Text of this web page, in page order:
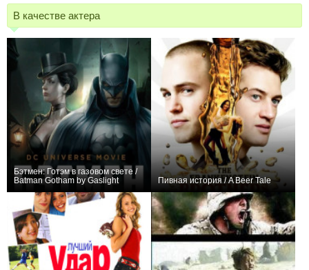
В качестве актера
Бэтмен: Готэм в газовом свете /
Batman Gotham by Gaslight
Пивная история / A Beer Tale